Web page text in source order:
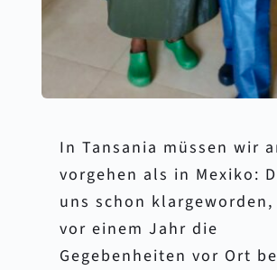
In Tansania müssen wir
vorgehen als in Mexiko:
uns schon
vor einem Jahr die
Gegebenheiten vor Ort